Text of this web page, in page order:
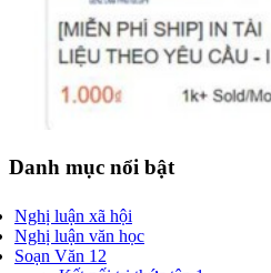
Danh mục nổi bật
Nghị luận xã hội
Nghị luận văn học
Soạn Văn 12